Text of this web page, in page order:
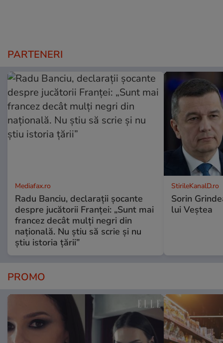
PARTENERI
Mediafax.ro
Radu Banciu, declarații șocante
despre jucătorii Franței: „Sunt mai
francez decât mulți negri din
națională. Nu știu să scrie și nu
știu istoria țării”
StirileKanalD.ro
Sorin
lui Veștea
PROMO